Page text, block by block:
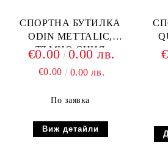
СПОРТНА БУТИЛКА
ODIN METTALIC,
ТЪМНО СИНЯ
€0.00 0.00 лв.
€0.00 0.00 лв.
По заявка
Виж детайли